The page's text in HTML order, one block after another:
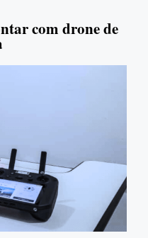
com drone de